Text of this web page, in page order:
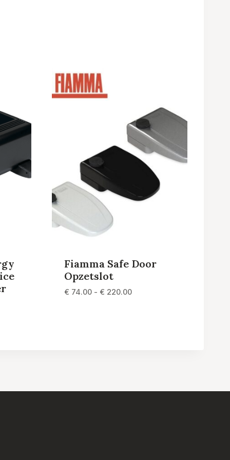
Fiamma Safe Door
Opzetslot
€ 74.00 - € 220.00Prijsklasse: